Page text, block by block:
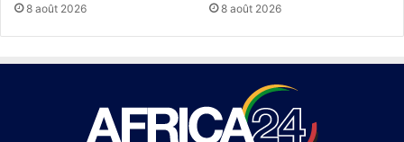
8 août 2026 8 août 2026